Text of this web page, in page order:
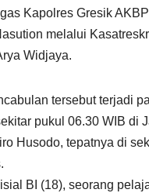
Kapolres Gresik AKBP
melalui
Widjaya.
tersebut terjadi
pukul 06.30 WIB di
Husodo, tepatnya di
BI (18), seorang